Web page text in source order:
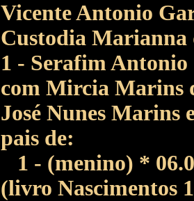
Vicente Antonio
Custodia Marianna
1 - Serafim
com Mircia Marins
José Nunes Marins
pais de:
1 - (menino) *
(livro Nascimentos